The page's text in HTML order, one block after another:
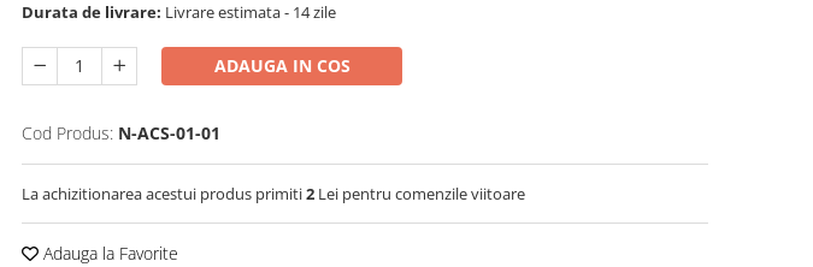
Durata de livrare: Livrare estimata - 14 zile
ADAUGA IN COS
Cod Produs: N-ACS-01-01
La achizitionarea acestui produs primiti2 Lei pentru comenzile viitoare
Adauga la Favorite